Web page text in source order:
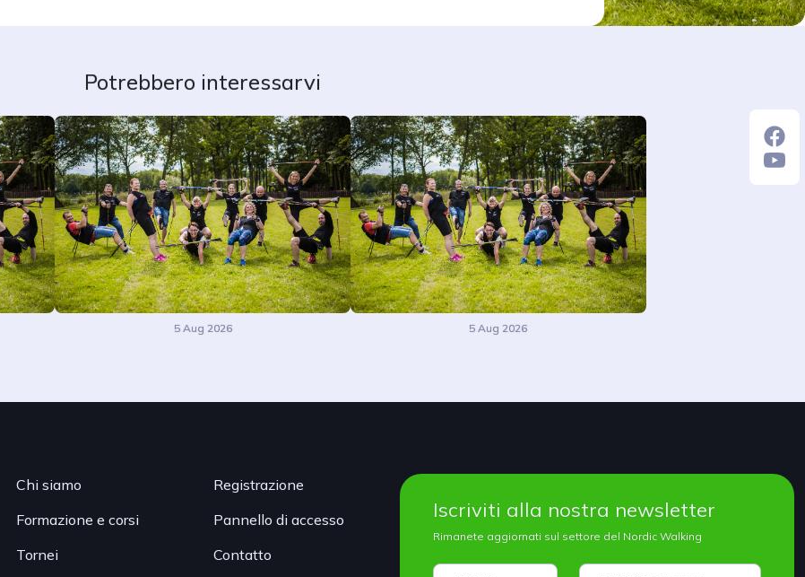
Potrebbero interessarvi
5 Aug 2026 5 Aug 2026
Chi siamo
Formazione e corsi
Tornei
Registrazione
Pannello di accesso
Contatto
Iscriviti alla nostra newsletter
Rimanete aggiornati sul settore del Nordic Walking